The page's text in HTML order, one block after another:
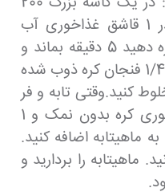
میلی لیتر شیر قرار داده و در 1 قاشق غذاخوری آب
لیموی تازه مخلوط کنید. اجازه دهید 5 دقیقه بماند و
در صورت لزوم استفاده کنید)، 1/4 فنجان کره ذوب شده
کنید.وقتی تابه و فر
از قبل گرم شد، 1 قاشق غذاخوری کره بدون نمک و 1
ماهیتابه اضافه کنید.
ماهیتابه را بردارید و